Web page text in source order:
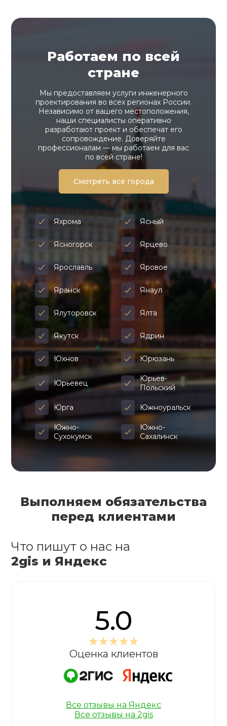
Работаем по всей
стране
Мы предоставляем услуги инженерного
проектирования во всех регионах России.
Независимо от вашего местоположения,
наши специалисты оперативно
разработают проект и обеспечат его
сопровождение. Доверяйте
профессионалам — мы работаем для вас
по всей стране!
Смотреть все города
Яхрома Ясный
Ясногорск Ярцево
Ярославль Яровое
Яранск Янаул
Ялуторовск Ялта
Якутск Ядрин
Юхнов Юрюзань
Юрьевец
Юрьев-
Польский
Юрга Южноуральск
Южно-
Сухокумск
Южно-
Сахалинск
Выполняем обязательства
перед клиентами
Что пишут о нас на
2gis и Яндекс
5.0
Оценка клиентов
Все отзывы на Яндекс
Все отзывы на 2gis